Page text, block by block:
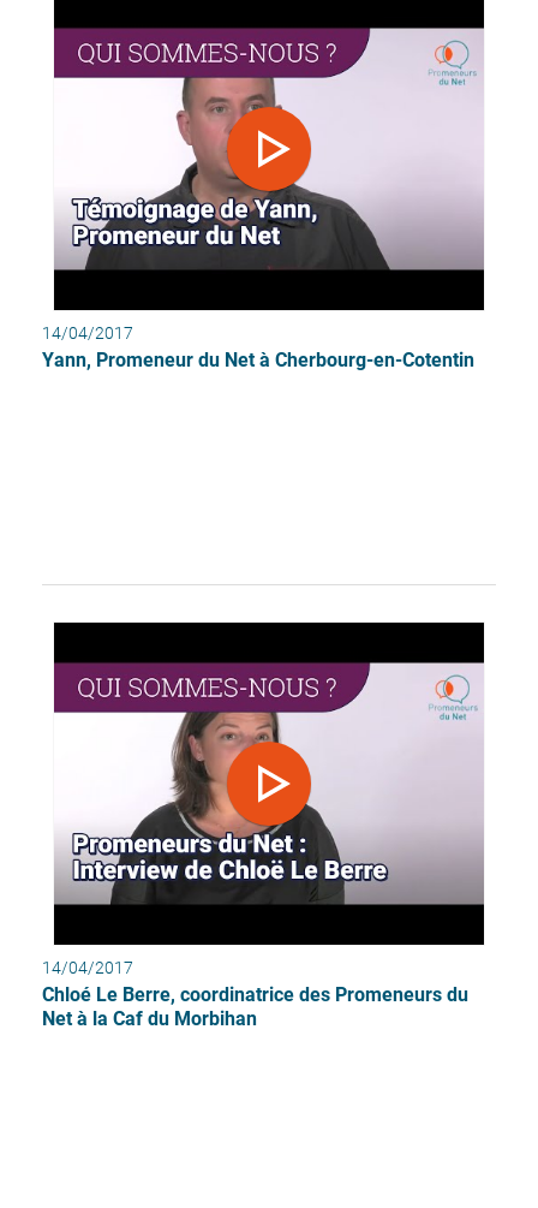
14/04/2017
Yann, Promeneur du Net à Cherbourg-en-Cotentin
14/04/2017
Chloé Le Berre, coordinatrice des Promeneurs du
Net à la Caf du Morbihan